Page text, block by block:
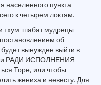
населенного пункта
к четырем локтям.
тхум-шабат мудрецы
об
вынужден выйти в
РАДИ ИСПОЛНЕНИЯ
Торе, или чтобы
жениха и невесту. Для